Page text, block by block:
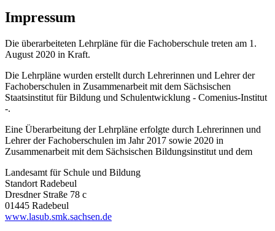
Impressum
Die überarbeiteten Lehrpläne für die Fachoberschule treten am 1.
August 2020 in Kraft.
Die Lehrpläne wurden erstellt durch Lehrerinnen und Lehrer der
Fachoberschulen in Zusammenarbeit mit dem Sächsischen
Staatsinstitut für Bildung und Schulentwicklung - Comenius-Institut
-.
Eine Überarbeitung der Lehrpläne erfolgte durch Lehrerinnen und
Lehrer der Fachoberschulen im Jahr 2017 sowie 2020 in
Zusammenarbeit mit dem Sächsischen Bildungsinstitut und dem
Landesamt für Schule und Bildung
Standort Radebeul
Dresdner Straße 78 c
01445 Radebeul
www.lasub.smk.sachsen.de